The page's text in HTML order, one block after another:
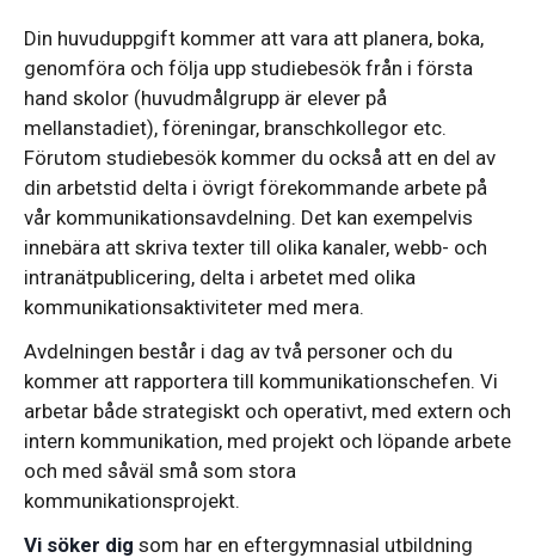
Din huvuduppgift kommer att vara att planera, boka,
genomföra och följa upp studiebesök från i första
hand skolor (huvudmålgrupp är elever på
mellanstadiet), föreningar, branschkollegor etc.
Förutom studiebesök kommer du också att en del av
din arbetstid delta i övrigt förekommande arbete på
vår kommunikationsavdelning. Det kan exempelvis
innebära att skriva texter till olika kanaler, webb- och
intranätpublicering, delta i arbetet med olika
kommunikationsaktiviteter med mera.
Avdelningen består i dag av två personer och du
kommer att rapportera till kommunikationschefen. Vi
arbetar både strategiskt och operativt, med extern och
intern kommunikation, med projekt och löpande arbete
och med såväl små som stora
kommunikationsprojekt.
Vi söker dig som har en eftergymnasial utbildning